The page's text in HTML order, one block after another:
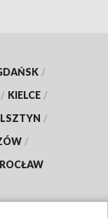
/
/ KIELCE /
/
/